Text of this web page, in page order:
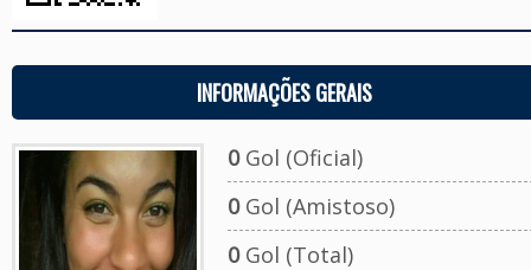
INFORMAÇÕES GERAIS
0Gol (Oficial)
0Gol (Amistoso)
0Gol (Total)